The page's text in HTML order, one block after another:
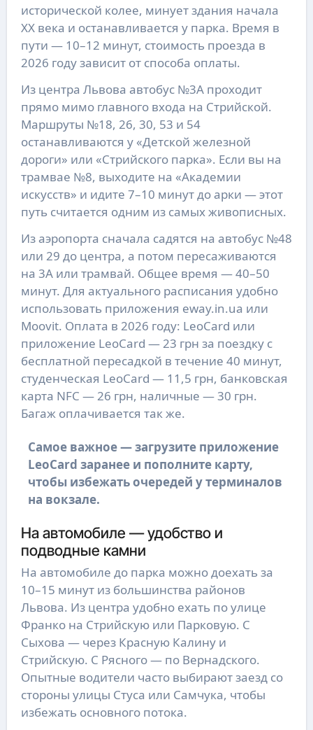
исторической колее, минует здания начала
XX века и останавливается у парка. Время в
пути — 10–12 минут, стоимость проезда в
2026 году зависит от способа оплаты.
Из центра Львова автобус №3А проходит
прямо мимо главного входа на Стрийской.
Маршруты №18, 26, 30, 53 и 54
останавливаются у «Детской железной
дороги» или «Стрийского парка». Если вы на
трамвае №8, выходите на «Академии
искусств» и идите 7–10 минут до арки — этот
путь считается одним из самых живописных.
Из аэропорта сначала садятся на автобус №48
или 29 до центра, а потом пересаживаются
на 3А или трамвай. Общее время — 40–50
минут. Для актуального расписания удобно
использовать приложения eway.in.ua или
Moovit. Оплата в 2026 году: LeoCard или
приложение LeoCard — 23 грн за поездку с
бесплатной пересадкой в течение 40 минут,
студенческая LeoCard — 11,5 грн, банковская
карта NFC — 26 грн, наличные — 30 грн.
Багаж оплачивается так же.
Самое важное — загрузите приложение
LeoCard заранее и пополните карту,
чтобы избежать очередей у терминалов
на вокзале.
На автомобиле — удобство и
подводные камни
На автомобиле до парка можно доехать за
10–15 минут из большинства районов
Львова. Из центра удобно ехать по улице
Франко на Стрийскую или Парковую. С
Сыхова — через Красную Калину и
Стрийскую. С Рясного — по Вернадского.
Опытные водители часто выбирают заезд со
стороны улицы Стуса или Самчука, чтобы
избежать основного потока.